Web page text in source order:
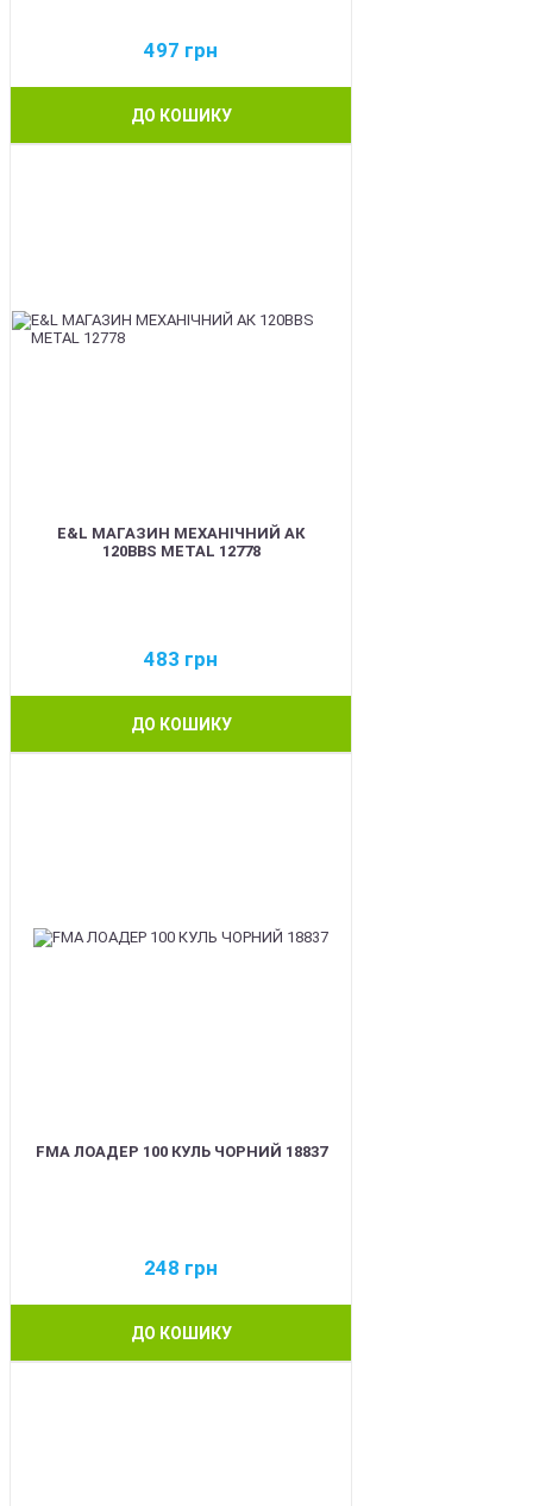
497 грн
ДО КОШИКУ
E&L МАГАЗИН МЕХАНІЧНИЙ АК
120BBS METAL 12778
483 грн
ДО КОШИКУ
FMA ЛОАДЕР 100 КУЛЬ ЧОРНИЙ 18837
248 грн
ДО КОШИКУ